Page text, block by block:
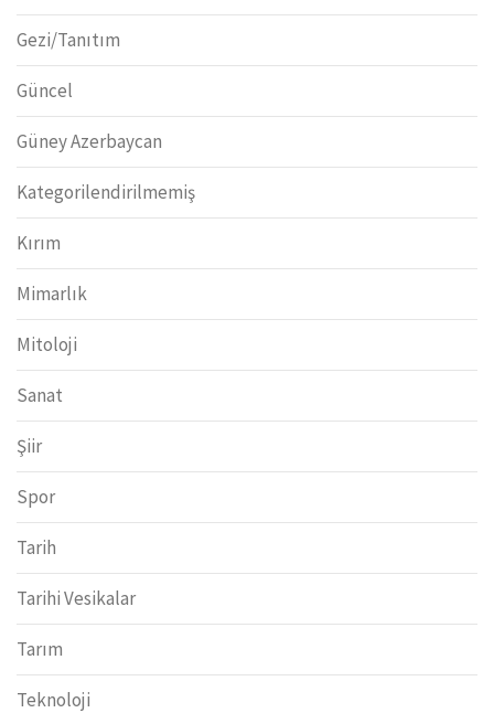
Gezi/Tanıtım
Güncel
Güney Azerbaycan
Kategorilendirilmemiş
Kırım
Mimarlık
Mitoloji
Sanat
Şiir
Spor
Tarih
Tarihi Vesikalar
Tarım
Teknoloji